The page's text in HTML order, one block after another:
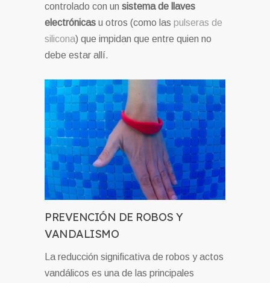
controlado con un sistema de llaves
electrónicas u otros (como las pulseras de
silicona) que impidan que entre quien no
debe estar allí.
PREVENCIÓN DE ROBOS Y
VANDALISMO
La reducción significativa de robos y actos
vandálicos es una de las principales